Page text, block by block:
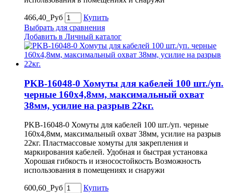
466,40_Руб
Купить
Выбрать для сравнения
Добавить в Личный каталог
PKB-16048-0 Хомуты для кабелей 100 шт./уп.
черные 160х4,8мм, максимальный охват
38мм, усилие на разрыв 22кг.
PKB-16048-0 Хомуты для кабелей 100 шт./уп. черные
160х4,8мм, максимальный охват 38мм, усилие на разрыв
22кг. Пластмассовые хомуты для закрепления и
маркирования кабелей. Удобная и быстрая установка
Хорошая гибкость и износостойкость Возможность
использования в помещениях и снаружи
600,60_Руб
Купить